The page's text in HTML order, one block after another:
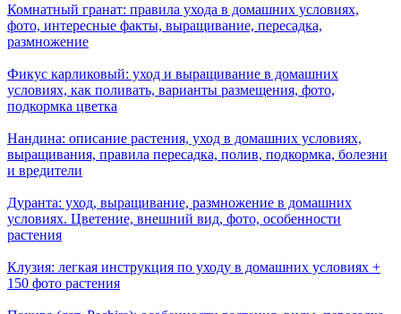
Комнатный гранат: правила ухода в домашних условиях,
фото, интересные факты, выращивание, пересадка,
размножение
Фикус карликовый: уход и выращивание в домашних
условиях, как поливать, варианты размещения, фото,
подкормка цветка
Нандина: описание растения, уход в домашних условиях,
выращивания, правила пересадка, полив, подкормка, болезни
и вредители
Дуранта: уход, выращивание, размножение в домашних
условиях. Цветение, внешний вид, фото, особенности
растения
Клузия: легкая инструкция по уходу в домашних условиях +
150 фото растения